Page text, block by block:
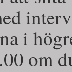
i
om